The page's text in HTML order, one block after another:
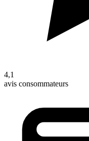
4,1
avis consommateurs